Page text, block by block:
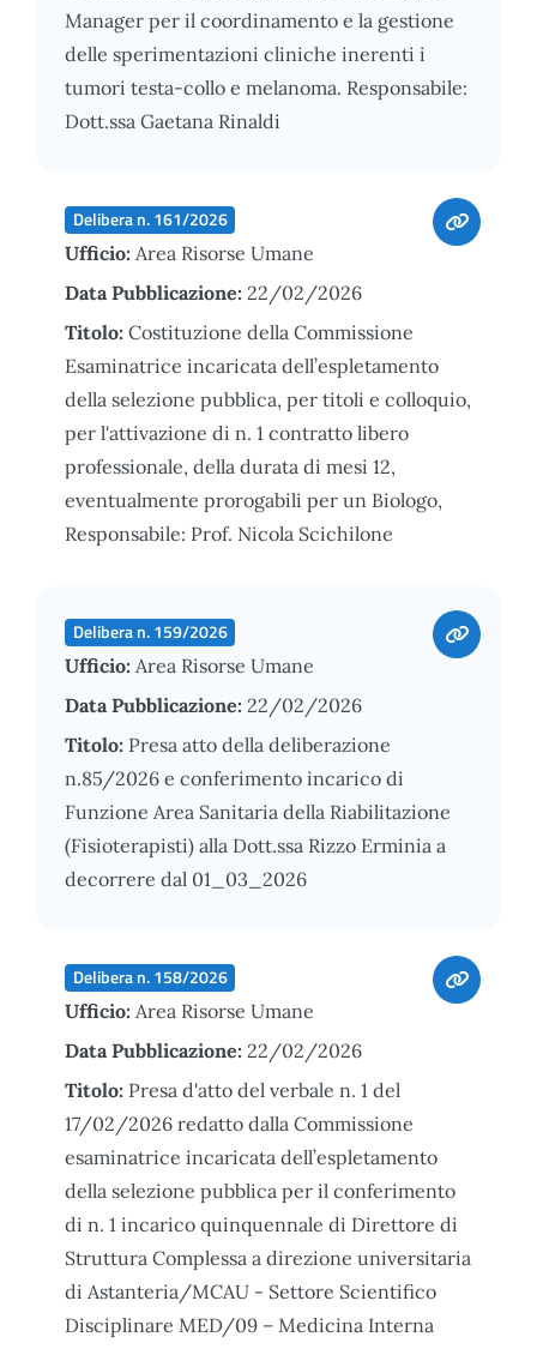
Manager per il coordinamento e la gestione
delle sperimentazioni cliniche inerenti i
tumori testa-collo e melanoma. Responsabile:
Dott.ssa Gaetana Rinaldi
Delibera n. 161/2026
Ufficio: Area Risorse Umane
Data Pubblicazione: 22/02/2026
Titolo: Costituzione della Commissione
Esaminatrice incaricata dell’espletamento
della selezione pubblica, per titoli e colloquio,
per l'attivazione di n. 1 contratto libero
professionale, della durata di mesi 12,
eventualmente prorogabili per un Biologo,
Responsabile: Prof. Nicola Scichilone
Delibera n. 159/2026
Ufficio: Area Risorse Umane
Data Pubblicazione: 22/02/2026
Titolo: Presa atto della deliberazione
n.85/2026 e conferimento incarico di
Funzione Area Sanitaria della Riabilitazione
(Fisioterapisti) alla Dott.ssa Rizzo Erminia a
decorrere dal 01_03_2026
Delibera n. 158/2026
Ufficio: Area Risorse Umane
Data Pubblicazione: 22/02/2026
Titolo: Presa d'atto del verbale n. 1 del
17/02/2026 redatto dalla Commissione
esaminatrice incaricata dell’espletamento
della selezione pubblica per il conferimento
di n. 1 incarico quinquennale di Direttore di
Struttura Complessa a direzione universitaria
di Astanteria/MCAU - Settore Scientifico
Disciplinare MED/09 – Medicina Interna